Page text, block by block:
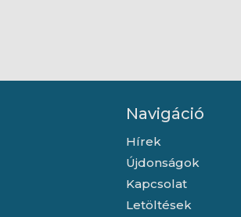
Navigáció
Hírek
Újdonságok
Kapcsolat
Letöltések